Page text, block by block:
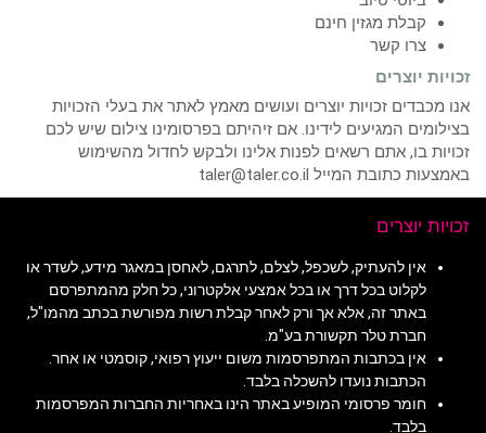
קבלת מגזין חינם
צרו קשר
זכויות יוצרים
אנו מכבדים זכויות יוצרים ועושים מאמץ לאתר את בעלי הזכויות
בצילומים המגיעים לידינו. אם זיהיתם בפרסומינו צילום שיש לכם
זכויות בו, אתם רשאים לפנות אלינו ולבקש לחדול מהשימוש
באמצעות כתובת המייל taler@taler.co.il
זכויות יוצרים
אין להעתיק, לשכפל, לצלם, לתרגם, לאחסן במאגר מידע, לשדר או
לקלוט בכל דרך או בכל אמצעי אלקטרוני, כל חלק מהמתפרסם
באתר זה, אלא אך ורק לאחר קבלת רשות מפורשת בכתב מהמו"ל,
חברת טלר תקשורת בע"מ.
אין בכתבות המתפרסמות משום ייעוץ רפואי, קוסמטי או אחר.
הכתבות נועדו להשכלה בלבד.
חומר פרסומי המופיע באתר הינו באחריות החברות המפרסמות
בלבד.